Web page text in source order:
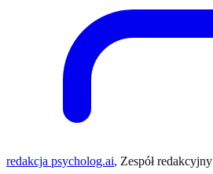
redakcja psycholog.ai, Zespół redakcyjny